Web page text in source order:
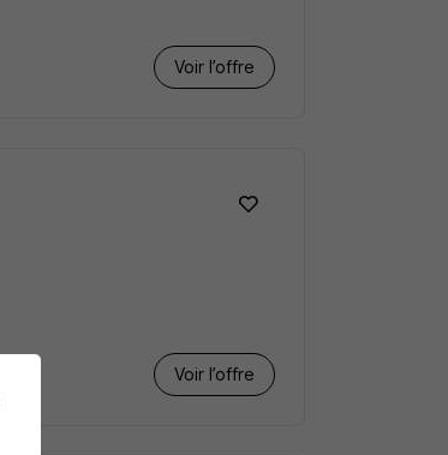
Voir l’offre
Voir l’offre